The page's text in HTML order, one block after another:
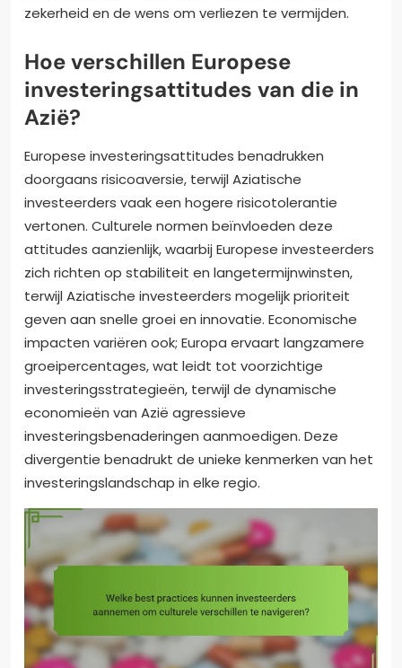
zekerheid en de wens om verliezen te vermijden.
Hoe verschillen Europese
investeringsattitudes van die in
Azië?
Europese investeringsattitudes benadrukken
doorgaans risicoaversie, terwijl Aziatische
investeerders vaak een hogere risicotolerantie
vertonen. Culturele normen beïnvloeden deze
attitudes aanzienlijk, waarbij Europese investeerders
zich richten op stabiliteit en langetermijnwinsten,
terwijl Aziatische investeerders mogelijk prioriteit
geven aan snelle groei en innovatie. Economische
impacten variëren ook; Europa ervaart langzamere
groeipercentages, wat leidt tot voorzichtige
investeringsstrategieën, terwijl de dynamische
economieën van Azië agressieve
investeringsbenaderingen aanmoedigen. Deze
divergentie benadrukt de unieke kenmerken van het
investeringslandschap in elke regio.